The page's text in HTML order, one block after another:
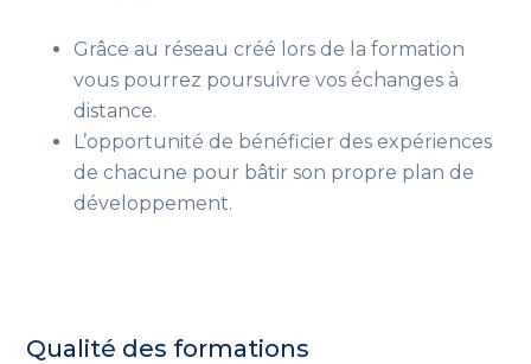
Grâce au réseau créé lors de la formation
vous pourrez poursuivre vos échanges à
distance.
L’opportunité de bénéficier des expériences
de chacune pour bâtir son propre plan de
développement.
Qualité des formations